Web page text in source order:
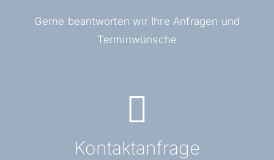
Gerne beantworten wir Ihre Anfragen und
Terminwünsche
Kontaktanfrage
Schreiben Sie uns
Email: fauck@silvia-fauck.de
Kontaktformular